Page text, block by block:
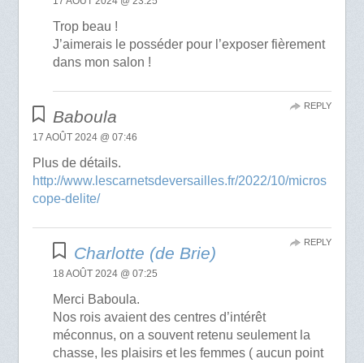
Trop beau !
J’aimerais le posséder pour l’exposer fièrement
dans mon salon !
Baboula
17 AOÛT 2024 @ 07:46
Plus de détails.
http://www.lescarnetsdeversailles.fr/2022/10/micros
cope-delite/
REPLY
Charlotte (de Brie)
18 AOÛT 2024 @ 07:25
Merci Baboula.
Nos rois avaient des centres d’intérêt
méconnus, on a souvent retenu seulement la
chasse, les plaisirs et les femmes ( aucun point
REPLY